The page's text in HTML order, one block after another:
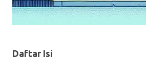
Daftar Isi